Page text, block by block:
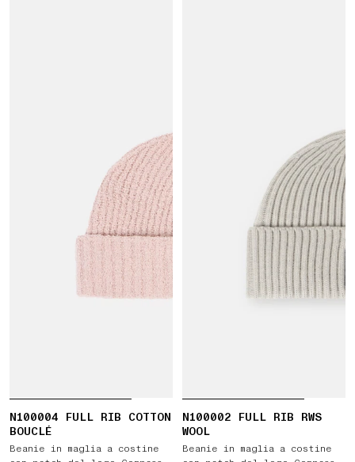
N100004 FULL RIB COTTON
BOUCLÉ
Beanie in maglia a costine
N100002 FULL RIB RWS
WOOL
Beanie in maglia a costine